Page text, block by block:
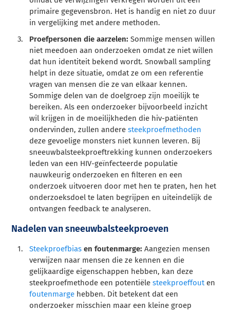
primaire gegevensbron. Het is handig en niet zo duur
in vergelijking met andere methoden.
Proefpersonen die aarzelen: Sommige mensen willen
niet meedoen aan onderzoeken omdat ze niet willen
dat hun identiteit bekend wordt. Snowball sampling
helpt in deze situatie, omdat ze om een referentie
vragen van mensen die ze van elkaar kennen.
Sommige delen van de doelgroep zijn moeilijk te
bereiken. Als een onderzoeker bijvoorbeeld inzicht
wil krijgen in de moeilijkheden die hiv-patiënten
ondervinden, zullen anderesteekproefmethoden
deze gevoelige monsters niet kunnen leveren. Bij
sneeuwbalsteekproeftrekking kunnen onderzoekers
leden van een HIV-geïnfecteerde populatie
nauwkeurig onderzoeken en filteren en een
onderzoek uitvoeren door met hen te praten, hen het
onderzoeksdoel te laten begrijpen en uiteindelijk de
ontvangen feedback te analyseren.
Nadelen van sneeuwbalsteekproeven
Steekproefbias en foutenmarge: Aangezien mensen
verwijzen naar mensen die ze kennen en die
gelijkaardige eigenschappen hebben, kan deze
steekproefmethode een potentiëlesteekproeffouten
foutenmarge hebben. Dit betekent dat een
onderzoeker misschien maar een kleine groep